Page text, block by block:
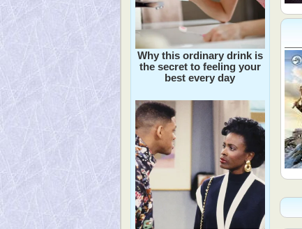
Why this ordinary drink is
the secret to feeling your
best every day